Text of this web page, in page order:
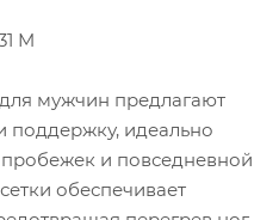
M
мужчин предлагают
поддержку, идеально
и повседневной
обеспечивает